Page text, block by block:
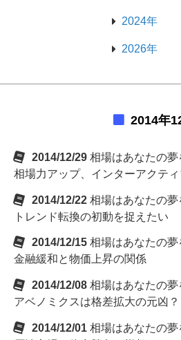
2024年
2026年
2014年
2014/12/29 相場はあなたの
相場力アップ、インターアクテ
2014/12/22 相場はあなたの
トレンド転換の初動を捉えたい
2014/12/15 相場はあなたの
金融緩和と物価上昇の関係
2014/12/08 相場はあなたの
アベノミクスは格差拡大の元凶？
2014/12/01 相場はあなたの